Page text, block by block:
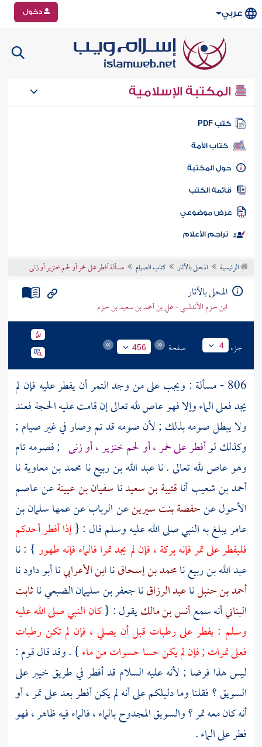
عربي دخول
المكتبة الإسلامية
كتب PDF
كتاب الأمة
المكتبة
الكتب
موضوعي
تراجم الأعلام
الرئيسية المحلى بالآثار كتاب الصيام مسألة أفطر على خمر أو لحم خنزير أو زنى
المحلى بالآثار
ابن حزم الأندلسي - علي بن أحمد بن سعيد بن حزم
جزء 4 صفحة 456
806 - مسألة : ويجب على من وجد التمر أن يفطر عليه فإن لم
يجد فعلى الماء وإلا فهو عاص لله تعالى إن قامت عليه الحجة فعند
ولا يبطل صومه بذلك ; لأن صومه قد تم وصار في غير صيام ;
وكذلك لوأفطر على خمر ، أو لحم خنزير ، أو زنى ; فصومه تام
وهو عاص لله تعالى . ناعبد الله بن ربيعنا محمد بن معاويةنا
أحمد بن شعيبأناقتيبة بن سعيدنا سفيان بن عيينةعنعاصم
الأحولعنحفصة بنت سيرينعنالربابعن عمهاسلمان بن
عامريبلغ به النبي صلى الله عليه وسلم قال : {إذا أفطر أحدكم
فليفطر على تمر فإنه بركة ، فإن لم يجد تمرا فالماء فإنه طهور} : نا
عبد الله بن ربيعنامحمد بن إسحاقناابن الأعرابيناأبو داودنا
أحمد بن حنبلناعبد الرزاقناجعفر بن سليمان الضبعيناثابت
البنانيأنه سمعأنس بن مالكيقول : {كان النبي صلى الله عليه
وسلم : يفطر على رطبات قبل أن يصلي ، فإن لم تكن رطبات
فعلى تمرات ; فإن لم يكن حسا حسوات من ماء} . وقد قال قوم :
ليس هذا فرضا ; لأنه عليه السلام قد أفطر في طريقخيبرعلى
السويق ؟ فقلنا وما دليلكم على أنه لم يكن أفطر بعد على تمر ، أو
أنه كان معه تمر ؟ والسويق المجدوح بالماء ، فالماء فيه ظاهر ، فهو
فطر على الماء .